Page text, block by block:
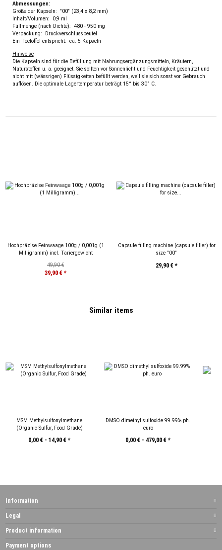
Abmessungen:
Größe der Kapseln: "00" (23,4 x 8,2 mm)
Inhalt/Volumen: 0,9 ml
Füllmenge (nach Dichte): 480 - 950 mg
Verpackung: Druckverschlussbeutel
Ein Teelöffel entspricht: ca. 5 Kapseln
Hinweise
Die Kapseln sind für die Befüllung mit Nahrungsergänzungsmitteln, Kräutern,
Naturstoffen u. a. geeignet. Sie sollten vor Sonnenlicht und Feuchtigkeit geschützt und
nicht mit (wässrigen) Flüssigkeiten befüllt werden, weil sie sich sonst vor Gebrauch
auflösen. Die optimale Lagertemperatur beträgt 15° bis 30° C.
Hochpräzise Feinwaage 100g / 0,001g (1
Milligramm) incl. Tariergewicht
49,90 €
39,90 €*
Capsule filling machine (capsule filler) for
size "00"
29,90 €*
Similar items
MSM Methylsulfonylmethane
(Organic Sulfur, Food Grade)
0,00 € - 14,90 €*
DMSO dimethyl sulfoxide 99.99% ph.
euro
0,00 € - 479,00 €*
Information
Legal
Product information
Payment options